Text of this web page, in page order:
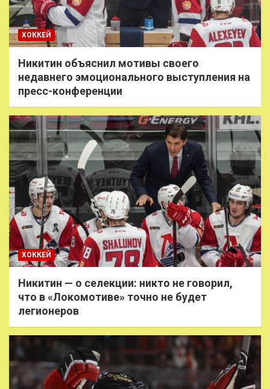
ХОККЕЙ
Никитин объяснил мотивы своего
недавнего эмоционального выступления на
пресс-конференции
ХОККЕЙ
Никитин — о селекции: никто не говорил,
что в «Локомотиве» точно не будет
легионеров